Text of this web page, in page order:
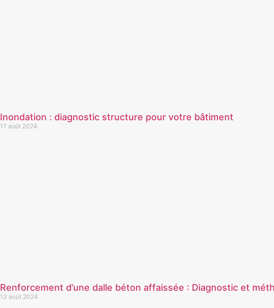
Inondation : diagnostic structure pour votre bâtiment
17 août 2024
Renforcement d’une dalle béton affaissée : Diagnostic et
13 août 2024